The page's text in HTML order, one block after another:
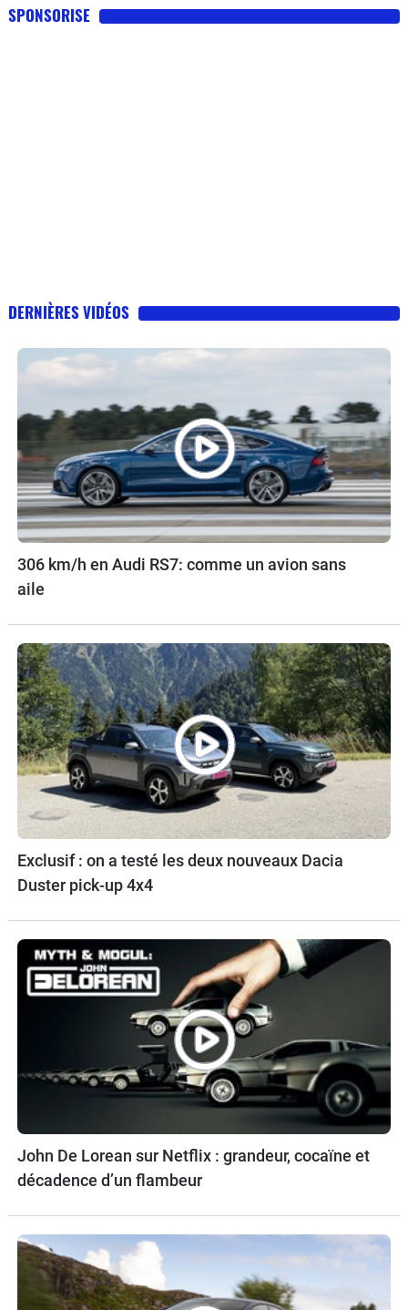
SPONSORISE
DERNIÈRES VIDÉOS
306 km/h en Audi RS7: comme un avion sans
aile
Exclusif : on a testé les deux nouveaux Dacia
Duster pick-up 4x4
John De Lorean sur Netflix : grandeur, cocaïne et
décadence d’un flambeur